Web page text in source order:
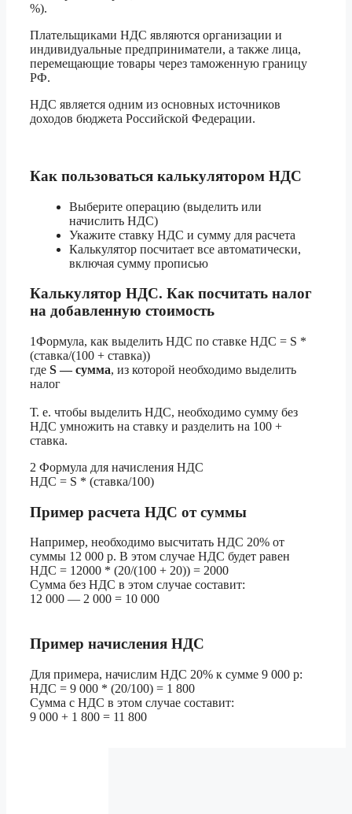
%).
Плательщиками НДС являются организации и
индивидуальные предприниматели, а также лица,
перемещающие товары через таможенную границу
РФ.
НДС является одним из основных источников
доходов бюджета Российской Федерации.
Как пользоваться калькулятором НДС
Выберите операцию (выделить или
начислить НДС)
Укажите ставку НДС и сумму для расчета
Калькулятор посчитает все автоматически,
включая сумму прописью
Калькулятор НДС. Как посчитать налог
на добавленную стоимость
1Формула, как выделить НДС по ставке НДС = S *
(ставка/(100 + ставка))
где S — сумма, из которой необходимо выделить
налог
Т. е. чтобы выделить НДС, необходимо сумму без
НДС умножить на ставку и разделить на 100 +
ставка.
2 Формула для начисления НДС
НДС = S * (ставка/100)
Пример расчета НДС от суммы
Например, необходимо высчитать НДС 20% от
суммы 12 000 р. В этом случае НДС будет равен
НДС = 12000 * (20/(100 + 20)) = 2000
Сумма без НДС в этом случае составит:
12 000 — 2 000 = 10 000
Пример начисления НДС
Для примера, начислим НДС 20% к сумме 9 000 р:
НДС = 9 000 * (20/100) = 1 800
Сумма с НДС в этом случае составит:
9 000 + 1 800 = 11 800